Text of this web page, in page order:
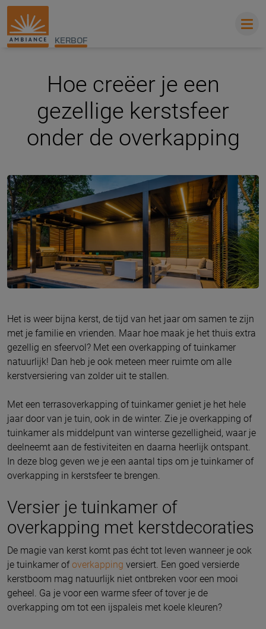
KERBOF
Hoe creëer je een
gezellige kerstsfeer
onder de overkapping
Het is weer bijna kerst, de tijd van het jaar om samen te zijn
met je familie en vrienden. Maar hoe maak je het thuis extra
gezellig en sfeervol? Met een overkapping of tuinkamer
natuurlijk! Dan heb je ook meteen meer ruimte om alle
kerstversiering van zolder uit te stallen.
Met een terrasoverkapping of tuinkamer geniet je het hele
jaar door van je tuin, ook in de winter. Zie je overkapping of
tuinkamer als middelpunt van winterse gezelligheid, waar je
deelneemt aan de festiviteiten en daarna heerlijk ontspant.
In deze blog geven we je een aantal tips om je tuinkamer of
overkapping in kerstsfeer te brengen.
Versier je tuinkamer of
overkapping met kerstdecoraties
De magie van kerst komt pas écht tot leven wanneer je ook
je tuinkamer ofoverkapping versiert. Een goed versierde
kerstboom mag natuurlijk niet ontbreken voor een mooi
geheel. Ga je voor een warme sfeer of tover je de
overkapping om tot een ijspaleis met koele kleuren?